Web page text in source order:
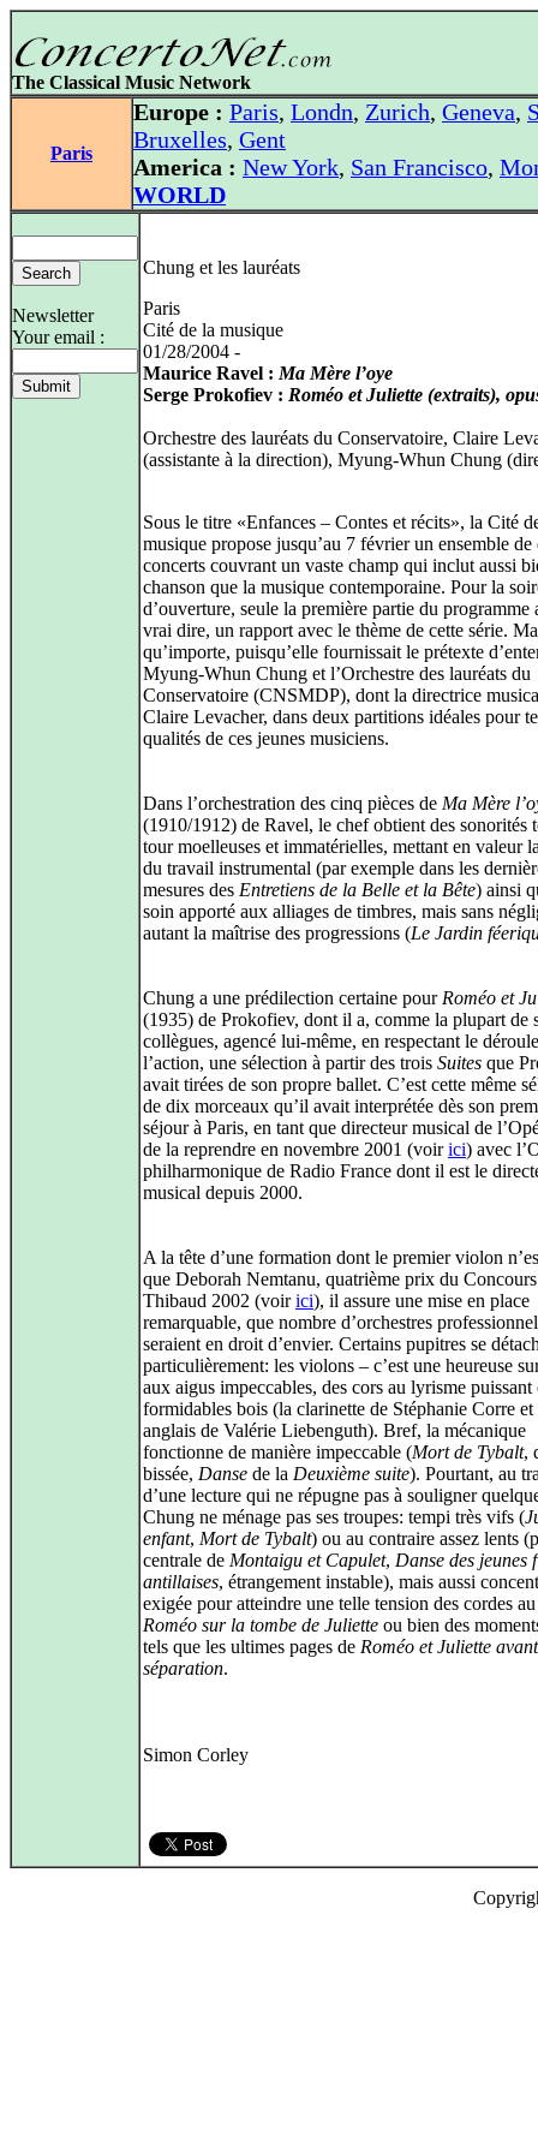
The Classical Music Network
Paris
Europe : Paris, Londn, Zurich, Geneva,
Bruxelles, Gent
America : New York, San Francisco,
WORLD
Newsletter
Your email :
Chung et les lauréats
Paris
Cité de la musique
01/28/2004 -
Maurice Ravel : Ma Mère l’oye
Serge Prokofiev : Roméo et Juliette (extraits),
Orchestre des lauréats du Conservatoire, Claire
(assistante à la direction), Myung-Whun Chung
Sous le titre «Enfances – Contes et récits», la Cité
musique propose jusqu’au 7 février un ensemble
concerts couvrant un vaste champ qui inclut aussi
chanson que la musique contemporaine. Pour la
d’ouverture, seule la première partie du programme
vrai dire, un rapport avec le thème de cette série.
qu’importe, puisqu’elle fournissait le prétexte
Myung-Whun Chung et l’Orchestre des lauréats du
Conservatoire (CNSMDP), dont la directrice
Claire Levacher, dans deux partitions idéales pour
qualités de ces jeunes musiciens.
Dans l’orchestration des cinq pièces de Ma Mère
(1910/1912) de Ravel, le chef obtient des sonorités
tour moelleuses et immatérielles, mettant en valeur
du travail instrumental (par exemple dans les
mesures des Entretiens de la Belle et la Bête) ainsi
soin apporté aux alliages de timbres, mais sans
autant la maîtrise des progressions (Le Jardin
Chung a une prédilection certaine pour Roméo et
(1935) de Prokofiev, dont il a, comme la plupart de
collègues, agencé lui-même, en respectant le
l’action, une sélection à partir des trois Suites que
avait tirées de son propre ballet. C’est cette même
de dix morceaux qu’il avait interprétée dès son
séjour à Paris, en tant que directeur musical de
de la reprendre en novembre 2001 (voirici) avec
philharmonique de Radio France dont il est le
musical depuis 2000.
A la tête d’une formation dont le premier violon
que Deborah Nemtanu, quatrième prix du
Thibaud 2002 (voirici), il assure une mise en place
remarquable, que nombre d’orchestres
seraient en droit d’envier. Certains pupitres se
particulièrement: les violons – c’est une heureuse
aux aigus impeccables, des cors au lyrisme puissant
formidables bois (la clarinette de Stéphanie Corre et
anglais de Valérie Liebenguth). Bref, la mécanique
fonctionne de manière impeccable (Mort de Tybalt,
bissée, Danse de la Deuxième suite). Pourtant, au
d’une lecture qui ne répugne pas à souligner
Chung ne ménage pas ses troupes: tempi très vifs (
enfant, Mort de Tybalt) ou au contraire assez lents
centrale de Montaigu et Capulet, Danse des jeunes
antillaises, étrangement instable), mais aussi
exigée pour atteindre une telle tension des cordes
Roméo sur la tombe de Juliette ou bien des
tels que les ultimes pages de Roméo et Juliette
séparation.
Simon Corley